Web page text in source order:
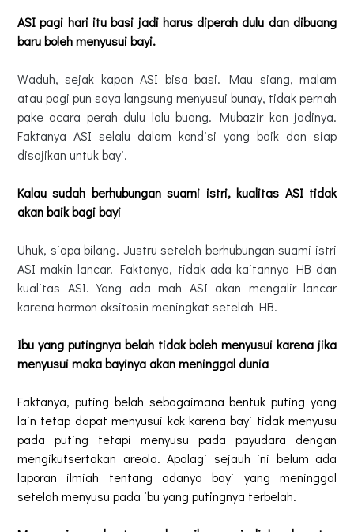
ASI pagi hari itu basi jadi harus diperah dulu dan dibuang
baru boleh menyusui bayi.
Waduh, sejak kapan ASI bisa basi. Mau siang, malam
atau pagi pun saya langsung menyusui bunay, tidak pernah
pake acara perah dulu lalu buang. Mubazir kan jadinya.
Faktanya ASI selalu dalam kondisi yang baik dan siap
disajikan untuk bayi.
Kalau sudah berhubungan suami istri, kualitas ASI tidak
akan baik bagi bayi
Uhuk, siapa bilang. Justru setelah berhubungan suami istri
ASI makin lancar. Faktanya, tidak ada kaitannya HB dan
kualitas ASI. Yang ada mah ASI akan mengalir lancar
karena hormon oksitosin meningkat setelah HB.
Ibu yang putingnya belah tidak boleh menyusui karena jika
menyusui maka bayinya akan meninggal dunia
Faktanya, puting belah sebagaimana bentuk puting yang
lain tetap dapat menyusui kok karena bayi tidak menyusu
pada puting tetapi menyusu pada payudara dengan
mengikutsertakan areola. Apalagi sejauh ini belum ada
laporan ilmiah tentang adanya bayi yang meninggal
setelah menyusu pada ibu yang putingnya terbelah.